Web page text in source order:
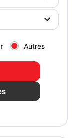
Autres